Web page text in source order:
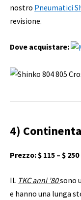
nostro Pneumatici
revisione.
Dove acquistare:
4)
Prezzo: $ 115 – $ 250
IL TKC anni ’80sono
e hanno una lunga